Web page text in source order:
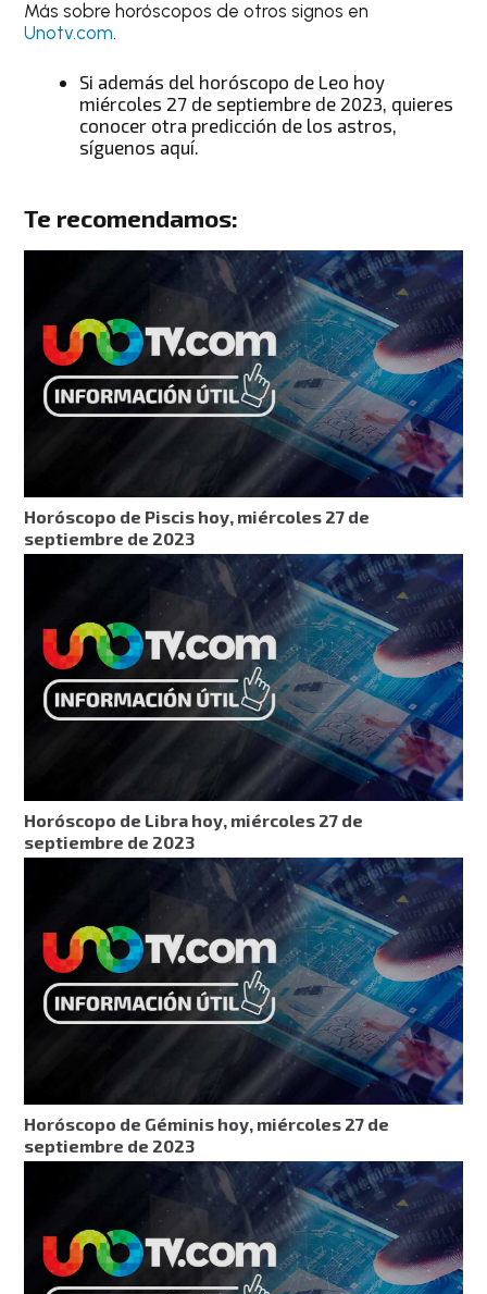
Más sobre horóscopos de otros signos en
Unotv.com.
Si además del horóscopo de Leo hoy
miércoles 27 de septiembre de 2023, quieres
conocer otra predicción de los astros,
síguenos aquí.
Te recomendamos:
Horóscopo de Piscis hoy, miércoles 27 de
septiembre de 2023
Horóscopo de Libra hoy, miércoles 27 de
septiembre de 2023
Horóscopo de Géminis hoy, miércoles 27 de
septiembre de 2023